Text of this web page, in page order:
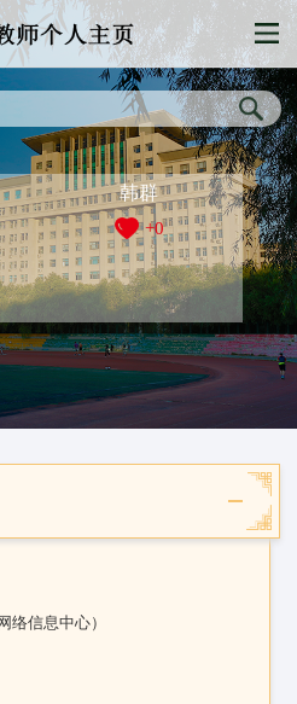
韩群
+0
络信息中心）